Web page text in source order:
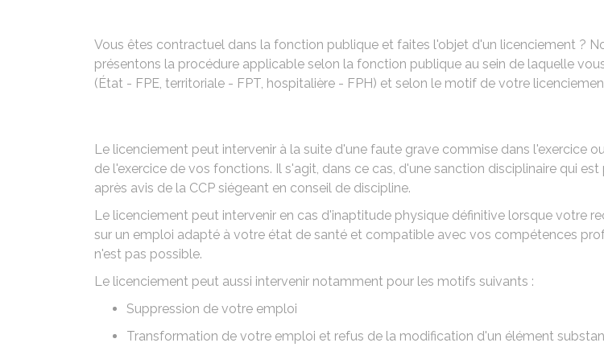
Vous êtes contractuel dans la fonction publique et faites l'objet d'un licenciement ?
présentons la procédure applicable selon la fonction publique au sein de laquelle
(État - FPE, territoriale - FPT, hospitalière - FPH) et selon le motif de votre
Le licenciement peut intervenir à la suite d'une faute grave commise dans l'exercice
de l'exercice de vos fonctions. Il s'agit, dans ce cas, d'une sanction disciplinaire qui est
après avis de la CCP siégeant en conseil de discipline.
Le licenciement peut intervenir en cas d'inaptitude physique définitive lorsque votre
sur un emploi adapté à votre état de santé et compatible avec vos compétences
n'est pas possible.
Le licenciement peut aussi intervenir notamment pour les motifs suivants :
Suppression de votre emploi
Transformation de votre emploi et refus de la modification d'un élément